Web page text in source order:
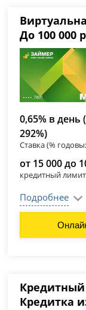
До 100 000
0,65% в день
292%)
Ставка (%
от 15 000 до
кредитный лимит
Подробнее
Кредитка